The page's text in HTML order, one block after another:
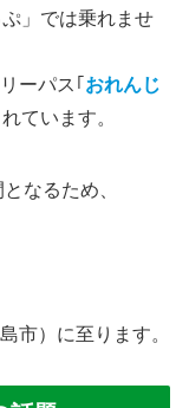
」では乗れませ
ーパス｢ おれんじ
ています。
なるため、
市）に至ります。